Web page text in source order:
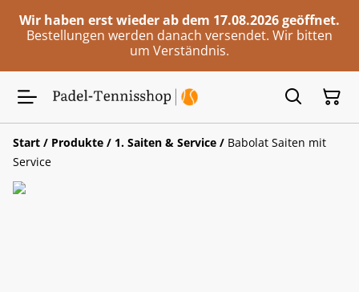
Wir haben erst wieder ab dem 17.08.2026 geöffnet.
Bestellungen werden danach versendet. Wir bitten
um Verständnis.
Start / Produkte / 1. Saiten & Service / Babolat Saiten mit
Service